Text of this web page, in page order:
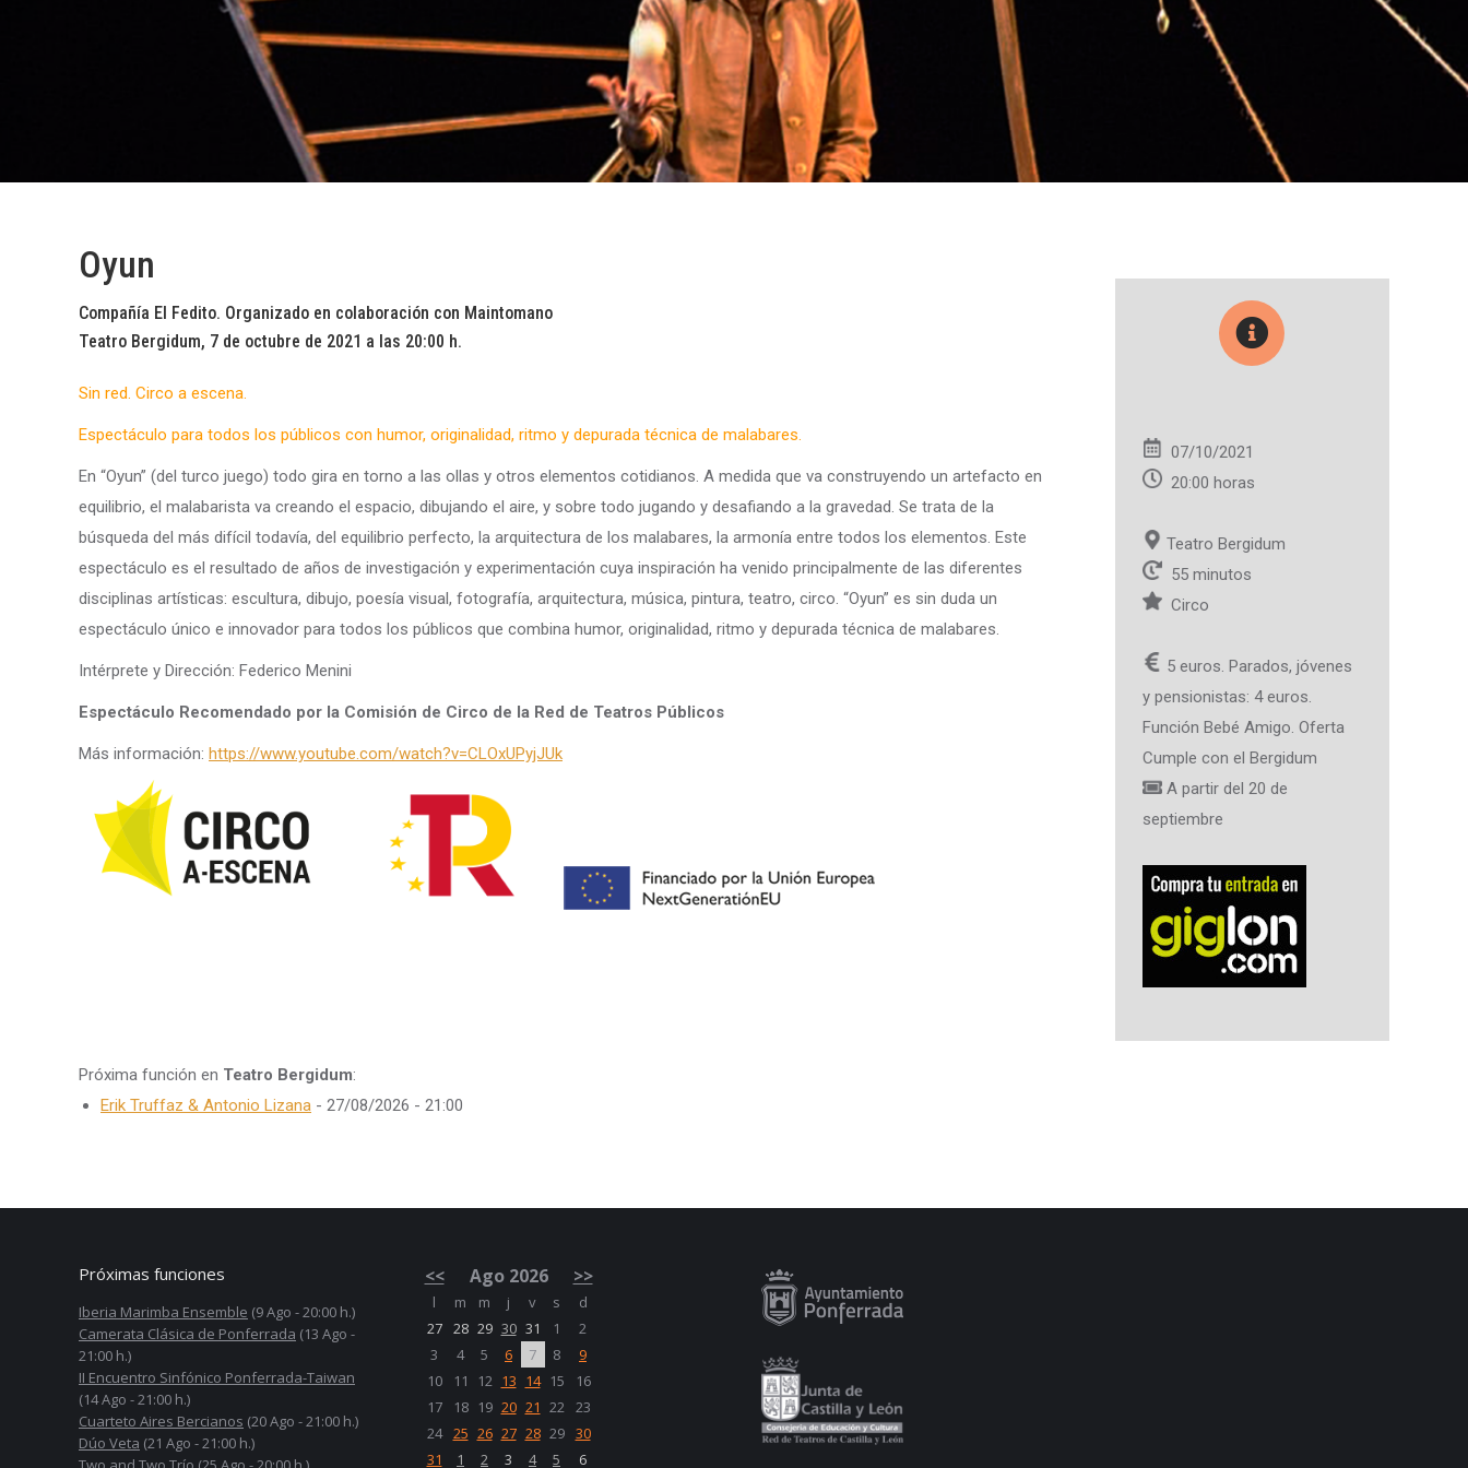
Oyun
Compañía El Fedito. Organizado en colaboración con Maintomano
Teatro Bergidum, 7 de octubre de 2021 a las 20:00 h.
Sin red. Circo a escena.
Espectáculo para todos los públicos con humor, originalidad, ritmo y depurada técnica de malabares.
En “Oyun” (del turco juego) todo gira en torno a las ollas y otros elementos cotidianos. A medida que va construyendo un artefacto en
equilibrio, el malabarista va creando el espacio, dibujando el aire, y sobre todo jugando y desafiando a la gravedad. Se trata de la
búsqueda del más difícil todavía, del equilibrio perfecto, la arquitectura de los malabares, la armonía entre todos los elementos. Este
espectáculo es el resultado de años de investigación y experimentación cuya inspiración ha venido principalmente de las diferentes
disciplinas artísticas: escultura, dibujo, poesía visual, fotografía, arquitectura, música, pintura, teatro, circo. “Oyun” es sin duda un
espectáculo único e innovador para todos los públicos que combina humor, originalidad, ritmo y depurada técnica de malabares.
Intérprete y Dirección: Federico Menini
Espectáculo Recomendado por la Comisión de Circo de la Red de Teatros Públicos
Más información: https://www.youtube.com/watch?v=CLOxUPyjJUk
07/10/2021
20:00 horas
Teatro Bergidum
55 minutos
Circo
5 euros. Parados, jóvenes
y pensionistas: 4 euros.
Función Bebé Amigo. Oferta
Cumple con el Bergidum
A partir del 20 de
septiembre
Próxima función en Teatro Bergidum:
Erik Truffaz & Antonio Lizana - 27/08/2026 - 21:00
Próximas funciones
Iberia Marimba Ensemble (9 Ago - 20:00 h.)
Camerata Clásica de Ponferrada (13 Ago -
21:00 h.)
II Encuentro Sinfónico Ponferrada-Taiwan
(14 Ago - 21:00 h.)
Cuarteto Aires Bercianos (20 Ago - 21:00 h.)
Dúo Veta (21 Ago - 21:00 h.)
<< Ago 2026 >>
l m m j v s
d
27 28 29 30 31 1
2
3
4 5 6 7 8
9
10
11 12 13 14 15
16
17
18 19 20 21 22 23
24 25 26 27 28 29 30
31
1 2 3 4 5 6